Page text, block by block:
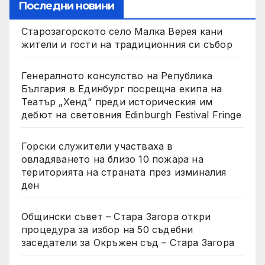
Последни новини
Старозагорското село Малка Верея кани
жители и гости на традиционния си събор
Генералното консулство на Република
България в Единбург посрещна екипа на
Театър „Хенд“ преди историческия им
дебют на световния Edinburgh Festival Fringe
Горски служители участваха в
овладяването на близо 10 пожара на
територията на страната през изминалия
ден
Общински съвет – Стара Загора откри
процедура за избор на 50 съдебни
заседатели за Окръжен съд – Стара Загора